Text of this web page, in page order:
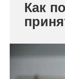
Как